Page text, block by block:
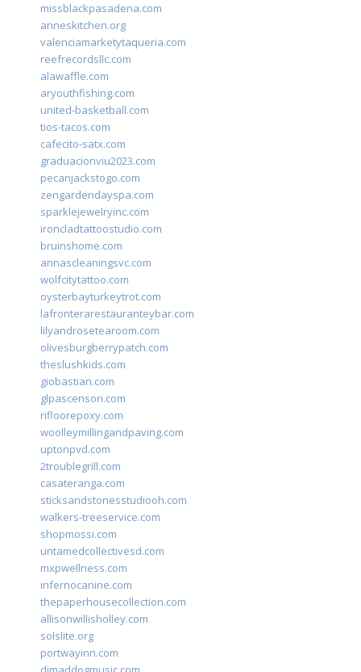
missblackpasadena.com
anneskitchen.org
valenciamarketytaqueria.com
reefrecordsllc.com
alawaffle.com
aryouthfishing.com
united-basketball.com
tios-tacos.com
cafecito-satx.com
graduacionviu2023.com
pecanjackstogo.com
zengardendayspa.com
sparklejewelryinc.com
ironcladtattoostudio.com
bruinshome.com
annascleaningsvc.com
wolfcitytattoo.com
oysterbayturkeytrot.com
lafronterarestauranteybar.com
lilyandrosetearoom.com
olivesburgberrypatch.com
theslushkids.com
giobastian.com
glpascensori.com
rifloorepoxy.com
woolleymillingandpaving.com
uptonpvd.com
2troublegrill.com
casateranga.com
sticksandstonesstudiooh.com
walkers-treeservice.com
shopmossi.com
untamedcollectivesd.com
mxpwellness.com
infernocanine.com
thepaperhousecollection.com
allisonwillisholley.com
solslite.org
portwayinn.com